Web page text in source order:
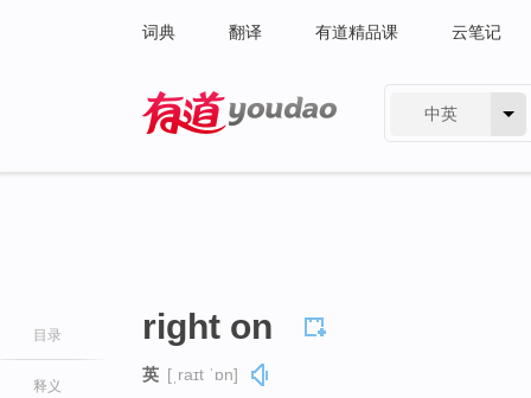
词典 翻译 有道精品课 云笔记
中英
目录
释义
right on
英 [ˌraɪt ˈɒn]